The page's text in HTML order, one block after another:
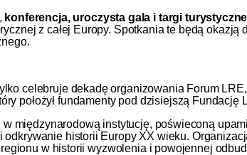
, konferencja, uroczysta gala i targi
z całej Europy. Spotkania te będą
celebruje dekadę organizowania Forum
położył fundamenty pod dzisiejszą Fundację
w międzynarodową instytucję, poświeconą
historii Europy XX wieku.
w historii wyzwolenia i powojennej